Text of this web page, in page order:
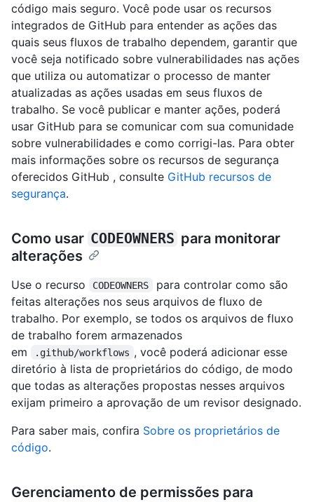
código mais seguro. Você pode usar os recursos
integrados de GitHub para entender as ações das
quais seus fluxos de trabalho dependem, garantir que
você seja notificado sobre vulnerabilidades nas ações
que utiliza ou automatizar o processo de manter
atualizadas as ações usadas em seus fluxos de
trabalho. Se você publicar e manter ações, poderá
usar GitHub para se comunicar com sua comunidade
sobre vulnerabilidades e como corrigi-las. Para obter
mais informações sobre os recursos de segurança
oferecidos GitHub , consulte GitHub recursos de
segurança.
Como usar CODEOWNERS para monitorar
alterações
Use o recurso CODEOWNERS
para controlar como são
feitas alterações nos seus arquivos de fluxo de
trabalho. Por exemplo, se todos os arquivos de fluxo
de trabalho forem armazenados
em
.github/workflows , você poderá adicionar esse
diretório à lista de proprietários do código, de modo
que todas as alterações propostas nesses arquivos
exijam primeiro a aprovação de um revisor designado.
Para saber mais, confira Sobre os proprietários de
código.
Gerenciamento de permissões para